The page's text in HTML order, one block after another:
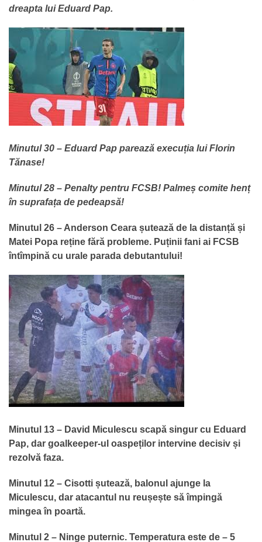
dreapta lui Eduard Pap.
Minutul 30 – Eduard Pap parează execuția lui Florin
Tănase!
Minutul 28 – Penalty pentru FCSB! Palmeș comite henț
în suprafața de pedeapsă!
Minutul 26 – Anderson Ceara șutează de la distanță și
Matei Popa reține fără probleme. Puținii fani ai FCSB
întîmpină cu urale parada debutantului!
Minutul 13 – David Miculescu scapă singur cu Eduard
Pap, dar goalkeeper-ul oaspeților intervine decisiv și
rezolvă faza.
Minutul 12 – Cisotti șutează, balonul ajunge la
Miculescu, dar atacantul nu reușește să împingă
mingea în poartă.
Minutul 2 – Ninge puternic. Temperatura este de – 5